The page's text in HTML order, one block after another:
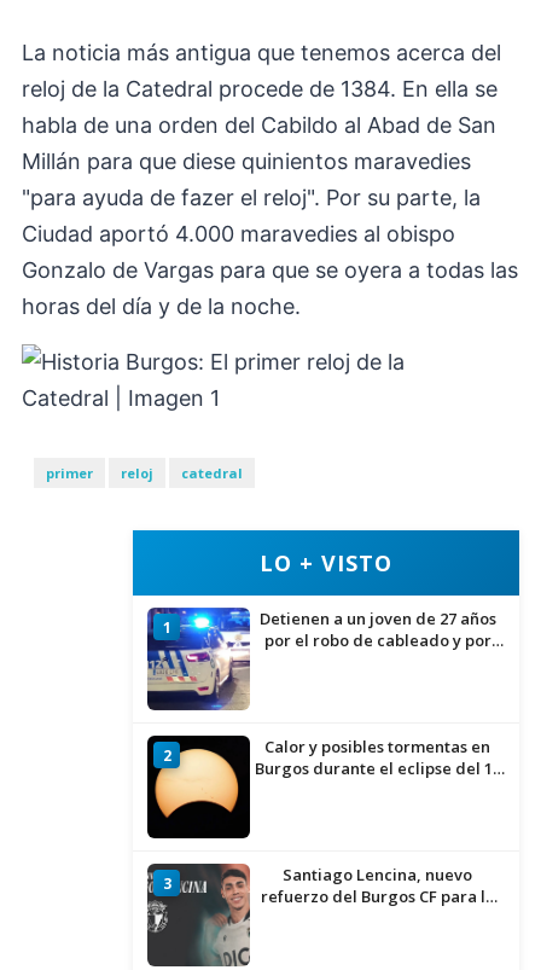
La noticia más antigua que tenemos acerca del
reloj de la Catedral procede de 1384. En ella se
habla de una orden del Cabildo al Abad de San
Millán para que diese quinientos maravedies
"para ayuda de fazer el reloj". Por su parte, la
Ciudad aportó 4.000 maravedies al obispo
Gonzalo de Vargas para que se oyera a todas las
horas del día y de la noche.
primer reloj catedral
LO + VISTO
1
Detienen a un joven de 27 años
por el robo de cableado y por
2
Calor y posibles tormentas en
Burgos durante el eclipse del 12
3
Santiago Lencina, nuevo
refuerzo del Burgos CF para la